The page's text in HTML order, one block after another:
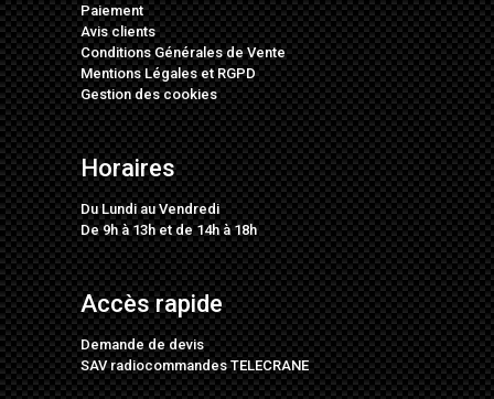
Paiement
Avis clients
Conditions Générales de Vente
Mentions LégalesetRGPD
Gestion des cookies
Horaires
Du Lundi au Vendredi
De 9h à 13h et de 14h à 18h
Accès rapide
Demande de devis
SAV radiocommandes TELECRANE